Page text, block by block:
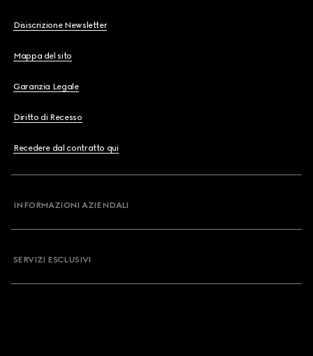
Disiscrizione Newsletter
Mappa del sito
Garanzia Legale
Diritto di Recesso
Recedere dal contratto qui
INFORMAZIONI AZIENDALI
SERVIZI ESCLUSIVI